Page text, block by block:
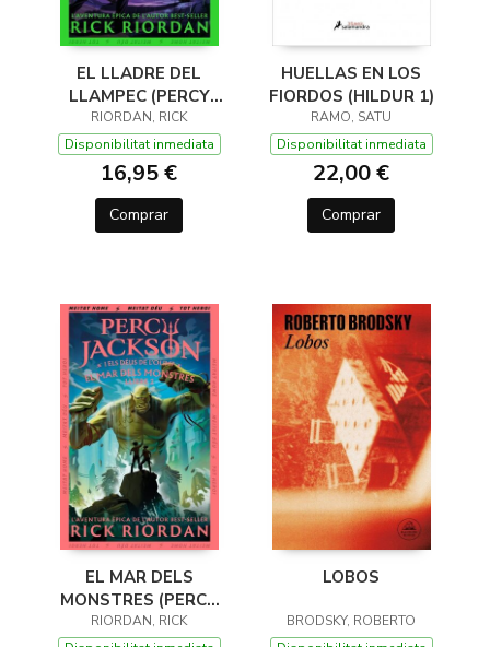
EL LLADRE DEL
LLAMPEC (PERCY
JACKSON I ELS DÉUS
DE L'OLIMP 1)
RIORDAN, RICK
Disponibilitat inmediata
16,95 €
Comprar
HUELLAS EN LOS
FIORDOS (HILDUR 1)
RAMO, SATU
Disponibilitat inmediata
22,00 €
Comprar
EL MAR DELS
MONSTRES (PERCY
JACKSON I ELS DÉUS
RIORDAN, RICK
LOBOS
BRODSKY, ROBERTO